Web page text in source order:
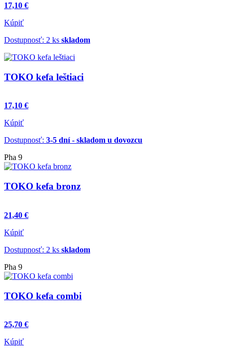
17,10 €
Kúpiť
Dostupnosť: 2 ks skladom
TOKO kefa leštiaci
17,10 €
Kúpiť
Dostupnosť: 3-5 dní - skladom u dovozcu
Pha 9
TOKO kefa bronz
21,40 €
Kúpiť
Dostupnosť: 2 ks skladom
Pha 9
TOKO kefa combi
25,70 €
Kúpiť